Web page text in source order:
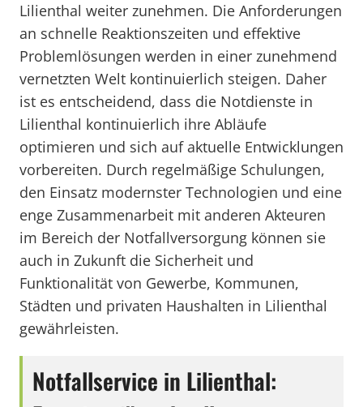
Lilienthal weiter zunehmen. Die Anforderungen
an schnelle Reaktionszeiten und effektive
Problemlösungen werden in einer zunehmend
vernetzten Welt kontinuierlich steigen. Daher
ist es entscheidend, dass die Notdienste in
Lilienthal kontinuierlich ihre Abläufe
optimieren und sich auf aktuelle Entwicklungen
vorbereiten. Durch regelmäßige Schulungen,
den Einsatz modernster Technologien und eine
enge Zusammenarbeit mit anderen Akteuren
im Bereich der Notfallversorgung können sie
auch in Zukunft die Sicherheit und
Funktionalität von Gewerbe, Kommunen,
Städten und privaten Haushalten in Lilienthal
gewährleisten.
Notfallservice in Lilienthal: